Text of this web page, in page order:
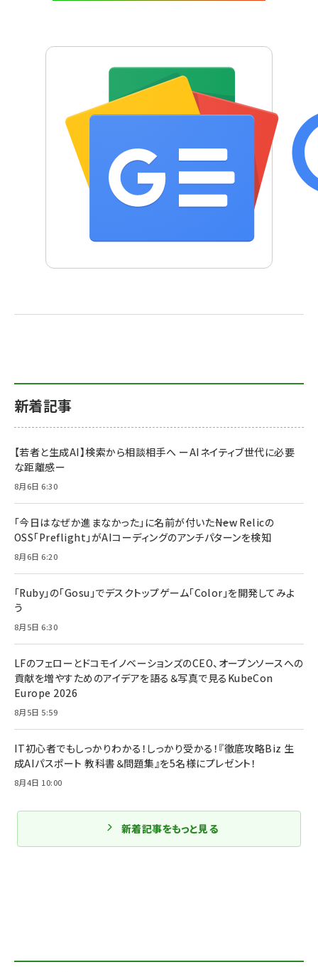
新着記事
【若者と生成AI】検索から相談相手へ ーAIネイティブ世代に必要
な距離感ー
8月6日 6:30
「今日はなぜか進まなかった」に名前が付いた――New Relicの
OSS「Preflight」がAIコーディングのアンチパターンを検知
8月6日 6:20
「Ruby」の「Gosu」でデスクトップゲーム「Color」を開発してみよ
う
8月5日 6:30
LFのフェローとドコモイノベーションズのCEO、オープンソースへの
貢献を増やすためのアイデアを語る＆写真で見るKubeCon
Europe 2026
8月5日 5:59
IT初心者でもしっかりわかる！しっかり受かる！『徹底攻略Biz 生
成AIパスポート 教科書＆問題集』を5名様にプレゼント！
8月4日 10:00
新着記事をもっと見る